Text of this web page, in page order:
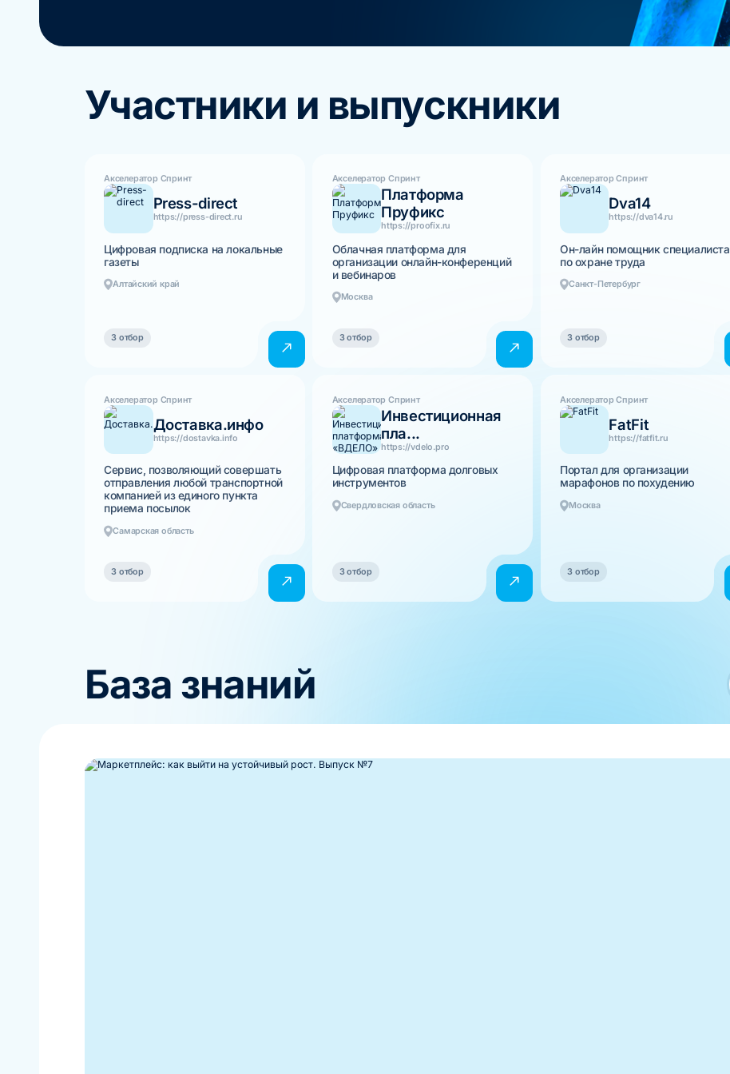
Участники и выпускники
Акселератор Спринт
Press-direct
https://press-direct.ru
Цифровая подписка на локальные
газеты
Алтайский край
3 отбор
Акселератор Спринт
Платформа
Пруфикс
https://proofix.ru
Облачная платформа для
организации онлайн-конференций
и вебинаров
Москва
3 отбор
Акселератор Спринт
Dva14
https://dva14.ru
Он-лайн помощник специалиста
по охране труда
Санкт-Петербург
3 отбор
Акселератор Спринт
Доставка.инфо
https://dostavka.info
Сервис, позволяющий совершать
отправления любой транспортной
компанией из единого пункта
приема посылок
Самарская область
3 отбор
Акселератор Спринт
Инвестиционная
пла...
https://vdelo.pro
Цифровая платформа долговых
инструментов
Свердловская область
3 отбор
Акселератор Спринт
FatFit
https://fatfit.ru
Портал для организации
марафонов по похудению
Москва
3 отбор
База знаний